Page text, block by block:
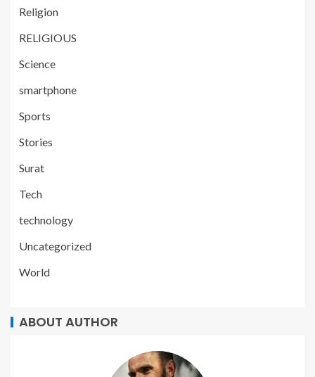
Religion
RELIGIOUS
Science
smartphone
Sports
Stories
Surat
Tech
technology
Uncategorized
World
ABOUT AUTHOR